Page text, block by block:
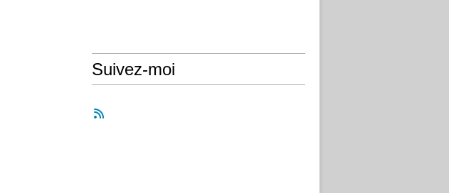
Suivez-moi